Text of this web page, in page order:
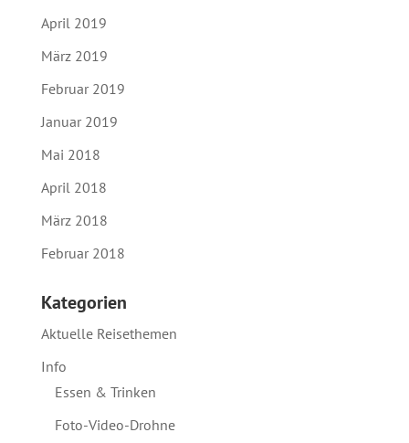
April 2019
März 2019
Februar 2019
Januar 2019
Mai 2018
April 2018
März 2018
Februar 2018
Kategorien
Aktuelle Reisethemen
Info
Essen & Trinken
Foto-Video-Drohne